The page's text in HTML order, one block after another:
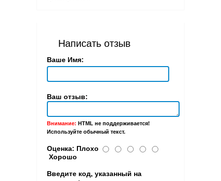
Написать отзыв
Ваше Имя:
Ваш отзыв:
Внимание: HTML не поддерживается!
Используйте обычный текст.
Оценка: Плохо
Хорошо
Введите код, указанный на